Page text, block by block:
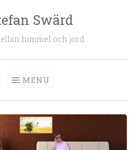
Swärd
himmel och jord
MENU